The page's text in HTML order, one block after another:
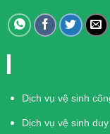
Dịch vụ vệ sinh
Dịch vụ vệ sinh